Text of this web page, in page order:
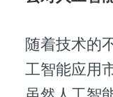
随着技术的
工智能应用